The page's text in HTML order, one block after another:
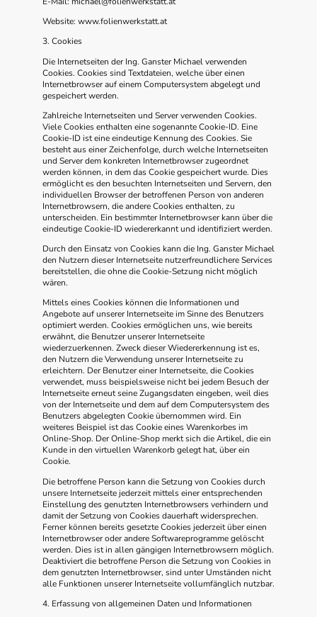
Website: www.folienwerkstatt.at
3. Cookies
Die Internetseiten der Ing. Ganster Michael verwenden
Cookies. Cookies sind Textdateien, welche über einen
Internetbrowser auf einem Computersystem abgelegt und
gespeichert werden.
Zahlreiche Internetseiten und Server verwenden Cookies.
Viele Cookies enthalten eine sogenannte Cookie-ID. Eine
Cookie-ID ist eine eindeutige Kennung des Cookies. Sie
besteht aus einer Zeichenfolge, durch welche Internetseiten
und Server dem konkreten Internetbrowser zugeordnet
werden können, in dem das Cookie gespeichert wurde. Dies
ermöglicht es den besuchten Internetseiten und Servern, den
individuellen Browser der betroffenen Person von anderen
Internetbrowsern, die andere Cookies enthalten, zu
unterscheiden. Ein bestimmter Internetbrowser kann über die
eindeutige Cookie-ID wiedererkannt und identifiziert werden.
Durch den Einsatz von Cookies kann die Ing. Ganster Michael
den Nutzern dieser Internetseite nutzerfreundlichere Services
bereitstellen, die ohne die Cookie-Setzung nicht möglich
wären.
Mittels eines Cookies können die Informationen und
Angebote auf unserer Internetseite im Sinne des Benutzers
optimiert werden. Cookies ermöglichen uns, wie bereits
erwähnt, die Benutzer unserer Internetseite
wiederzuerkennen. Zweck dieser Wiedererkennung ist es,
den Nutzern die Verwendung unserer Internetseite zu
erleichtern. Der Benutzer einer Internetseite, die Cookies
verwendet, muss beispielsweise nicht bei jedem Besuch der
Internetseite erneut seine Zugangsdaten eingeben, weil dies
von der Internetseite und dem auf dem Computersystem des
Benutzers abgelegten Cookie übernommen wird. Ein
weiteres Beispiel ist das Cookie eines Warenkorbes im
Online-Shop. Der Online-Shop merkt sich die Artikel, die ein
Kunde in den virtuellen Warenkorb gelegt hat, über ein
Cookie.
Die betroffene Person kann die Setzung von Cookies durch
unsere Internetseite jederzeit mittels einer entsprechenden
Einstellung des genutzten Internetbrowsers verhindern und
damit der Setzung von Cookies dauerhaft widersprechen.
Ferner können bereits gesetzte Cookies jederzeit über einen
Internetbrowser oder andere Softwareprogramme gelöscht
werden. Dies ist in allen gängigen Internetbrowsern möglich.
Deaktiviert die betroffene Person die Setzung von Cookies in
dem genutzten Internetbrowser, sind unter Umständen nicht
alle Funktionen unserer Internetseite vollumfänglich nutzbar.
4. Erfassung von allgemeinen Daten und Informationen